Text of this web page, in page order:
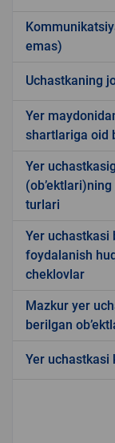
emas)
Uchastkaning
Yer
shartlariga oid
Yer
turlari
Yer uchastkasi
foydalanish
cheklovlar
Mazkur yer
berilgan
Yer